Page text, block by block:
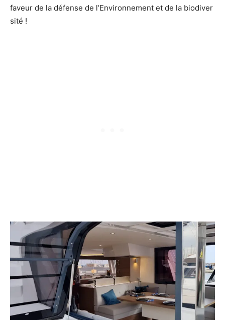
faveur de la défense de l’Environnement et de la biodiver
sité !